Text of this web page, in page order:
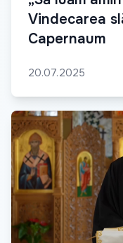
Vindecarea
Capernaum
20.07.2025